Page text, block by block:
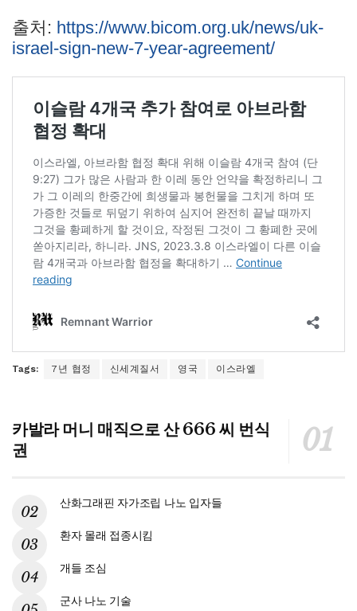
출처: https://www.bicom.org.uk/news/uk-
israel-sign-new-7-year-agreement/
Tags: 7년 협정 신세계질서 영국 이스라엘
카발라 머니 매직으로 산 666 씨 번식
권
산화그래핀 자가조립 나노 입자들
환자 몰래 접종시킴
개들 조심
군사 나노 기술